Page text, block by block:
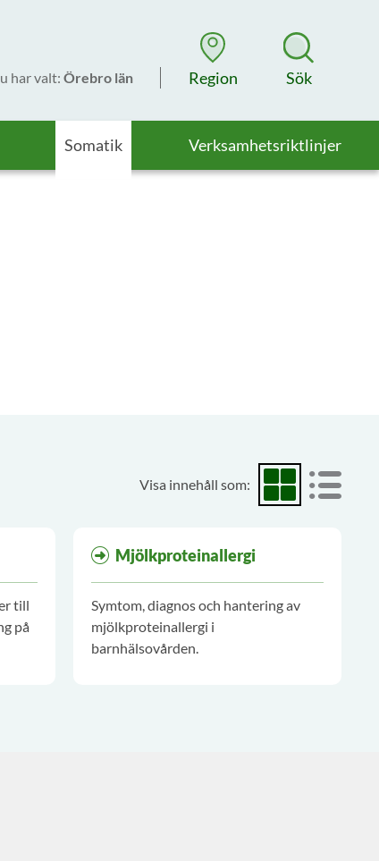
har valt: Örebro län Region Sök
Somatik Verksamhetsriktlinjer
Visa innehåll som: Visa som rutnät
Visa
till
på
Mjölkproteinallergi
Symtom, diagnos och hantering av
mjölkproteinallergi i
barnhälsovården.